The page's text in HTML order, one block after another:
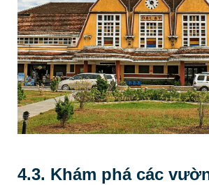
4.3. Khám phá các